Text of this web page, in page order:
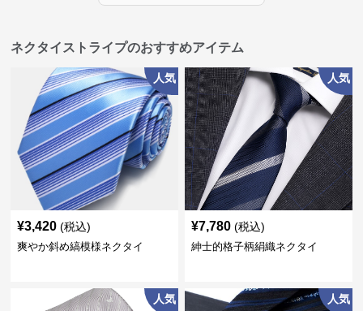
ネクタイストライプのおすすめアイテム
人気
¥3,420 (税込)
爽やか斜め縞模様ネクタイ
人気
¥7,780 (税込)
紳士的格子柄絹織ネクタイ
人気 人気